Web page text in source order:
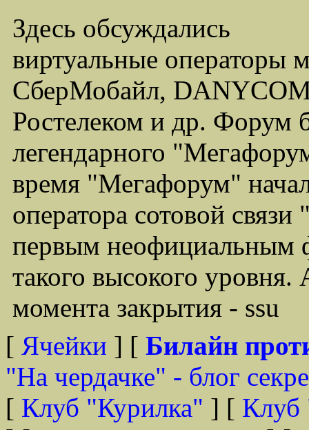
Здесь обсуждались
виртуальные операторы
СберМобайл,
Ростелеком и др. Форум
легендарного
время "Мегафорум"
оператора сотовой
первым неофициальным
такого высокого
момента закрытия - ssu
[ Ячейки ] [ Билайн
"На чердачке" - блог
[ Клуб "Курилка" ] [ Клуб